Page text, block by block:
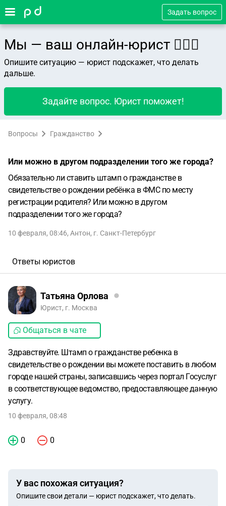
Задать вопрос
Мы — ваш онлайн-юрист 👨🏻‍⚖️
Опишите ситуацию — юрист подскажет, что делать
дальше.
Задайте вопрос. Юрист поможет!
Вопросы Гражданство
Или можно в другом подразделении того же города?
Обязательно ли ставить штамп о гражданстве в
свидетельстве о рождении ребёнка в ФМС по месту
регистрации родителя? Или можно в другом
подразделении того же города?
10 февраля, 08:46, Антон, г. Санкт-Петербург
Ответы юристов
Татьяна Орлова
Юрист, г. Москва
Общаться в чате
Здравствуйте. Штамп о гражданстве ребенка в
свидетельстве о рождении вы можете поставить в любом
городе нашей страны, записавшись через портал Госуслуг
в соответствующее ведомство, предоставляющее данную
услугу.
10 февраля, 08:48
0 0
У вас похожая ситуация?
Опишите свои детали — юрист подскажет, что делать.